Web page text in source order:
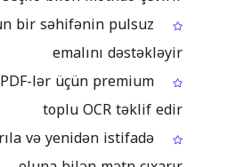
bir səhifənin pulsuz
emalını dəstəkləyir
lər üçün premium
toplu OCR təklif edir
və yenidən istifadə